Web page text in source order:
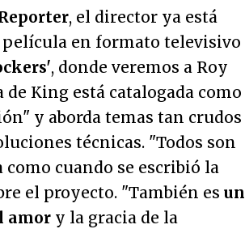
, el director ya está
en formato televisivo
, donde veremos a Roy
King está catalogada como
" y aborda temas tan crudos
técnicas. "Todos son
cuando se escribió la
el proyecto. "También es un
amor y la gracia de la